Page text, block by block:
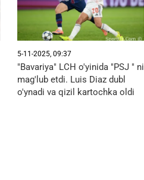
5-11-2025, 09:37
"Bavariya" LCH o'yinida "PSJ " ni
mag'lub etdi. Luis Diaz dubl
o'ynadi va qizil kartochka oldi